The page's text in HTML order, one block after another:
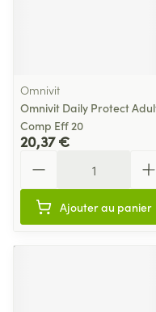
Omnivit
Omnivit Daily Protect
Comp Eff 20
20,37 €
Ajouter au panier